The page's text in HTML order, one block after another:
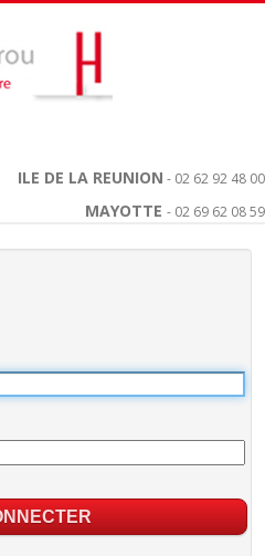
ILE DE LA REUNION - 02 62 92 48 00
MAYOTTE - 02 69 62 08 59